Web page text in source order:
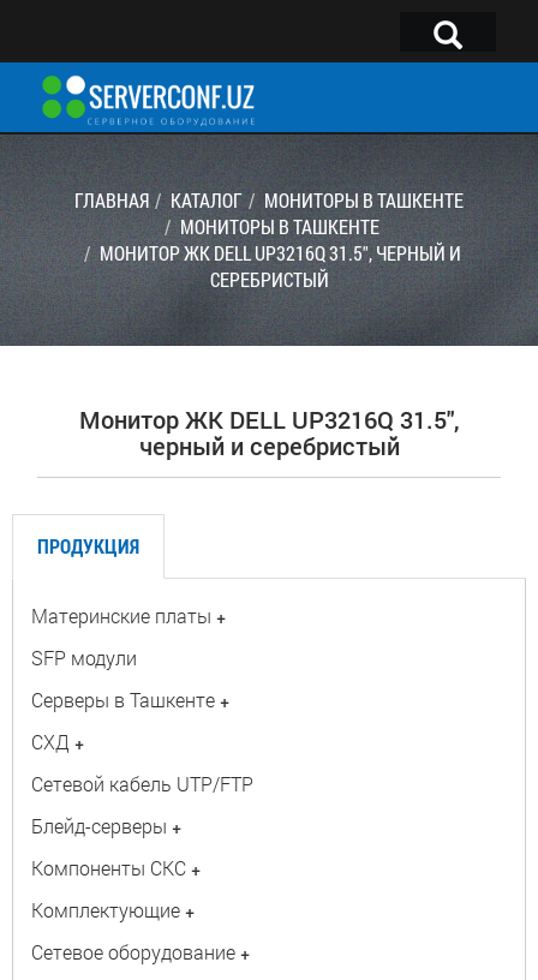
ГЛАВНАЯ
КОНФИГУРАТОР
КАТАЛОГ
УСЛУГИ
КОНТАКТЫ
Telegram:@serverconf_uz
Тел: (90) 932-18-00
ГЛАВНАЯ КАТАЛОГ
МОНИТОРЫ В ТАШКЕНТЕ
МОНИТОРЫ В ТАШКЕНТЕ
МОНИТОР ЖК DELL UP3216Q 31.5", ЧЕРНЫЙ И
СЕРЕБРИСТЫЙ
Монитор ЖК DELL UP3216Q 31.5",
черный и серебристый
ПРОДУКЦИЯ
Материнские платы +
SFP модули
Серверы в Ташкенте +
СХД +
Сетевой кабель UTP/FTP
Блейд-серверы +
Компоненты СКС +
Комплектующие +
Сетевое оборудование +